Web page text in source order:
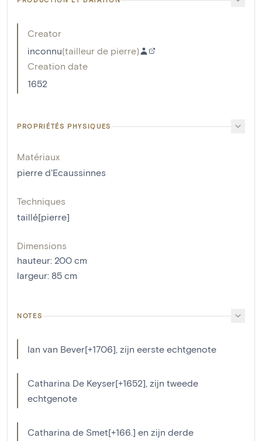
Creator
inconnu(tailleur de pierre)
Creation date
1652
PROPRIÉTÉS PHYSIQUES
Matériaux
pierre d'Ecaussinnes
Techniques
taillé[pierre]
Dimensions
hauteur: 200 cm
largeur: 85 cm
NOTES
Ian van Bever[+1706], zijn eerste echtgenote
Catharina De Keyser[+1652], zijn tweede
echtgenote
Catharina de Smet[+166.] en zijn derde